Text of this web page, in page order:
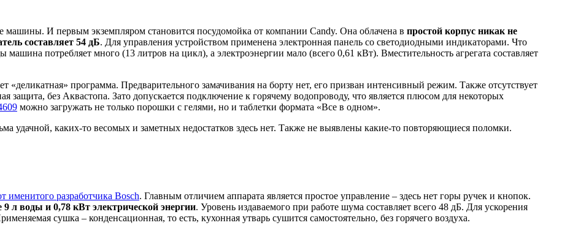
машины. И первым экземпляром становится посудомойка от компании Candy. Она облачена в простой корпус никак не
составляет 54 дБ. Для управления устройством применена электронная панель со светодиодными индикаторами. Что
машина потребляет много (13 литров на цикл), а электроэнергии мало (всего 0,61 кВт). Вместительность агрегата составляет
«деликатная» программа. Предварительного замачивания на борту нет, его призван интенсивный режим. Также отсутствует
защита, без Аквастопа. Зато допускается подключение к горячему водопроводу, что является плюсом для некоторых
можно загружать не только порошки с гелями, но и таблетки формата «Все в одном».
удачной, каких-то весомых и заметных недостатков здесь нет. Также не выявлены какие-то повторяющиеся поломки.
именитого разработчика Bosch. Главным отличием аппарата является простое управление – здесь нет горы ручек и кнопок.
л воды и 0,78 кВт электрической энергии. Уровень издаваемого при работе шума составляет всего 48 дБ. Для ускорения
сушка – конденсационная, то есть, кухонная утварь сушится самостоятельно, без горячего воздуха.